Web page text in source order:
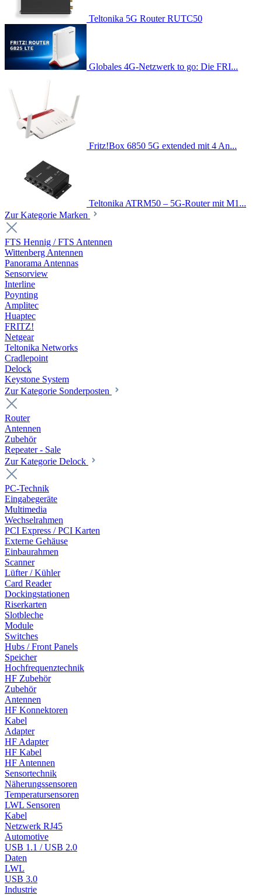
Teltonika 5G Router RUTC50
Globales 4G-Netzwerk to go: Die FRI...
Fritz!Box 6850 5G extended mit 4 An...
Teltonika ATRM50 – 5G-Router mit M1...
Zur Kategorie Marken
FTS Hennig / FTS Antennen
Wittenberg Antennen
Panorama Antennas
Sensorview
Interline
Poynting
Amplitec
Huaptec
FRITZ!
Netgear
Teltonika Networks
Cradlepoint
Delock
Keystone System
Zur Kategorie Sonderposten
Router
Antennen
Zubehör
Repeater - Sale
Zur Kategorie Delock
PC-Technik
Eingabegeräte
Multimedia
Wechselrahmen
PCI Express / PCI Karten
Externe Gehäuse
Einbaurahmen
Scanner
Lüfter / Kühler
Card Reader
Dockingstationen
Riserkarten
Slotbleche
Module
Switches
Hubs / Front Panels
Speicher
Hochfrequenztechnik
HF Zubehör
Zubehör
Antennen
HF Konnektoren
Kabel
Adapter
HF Adapter
HF Kabel
HF Antennen
Sensortechnik
Näherungssensoren
Temperatursensoren
LWL Sensoren
Kabel
Netzwerk RJ45
Automotive
USB 1.1 / USB 2.0
Daten
LWL
USB 3.0
Industrie